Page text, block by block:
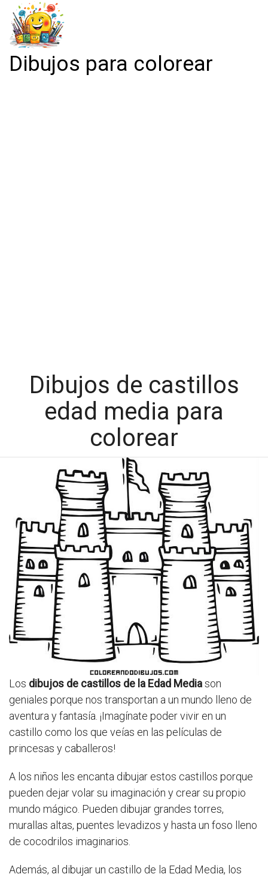
Dibujos para colorear
Dibujos de castillos
edad media para
colorear
Los dibujos de castillos de la Edad Mediason
geniales porque nos transportan a un mundo lleno de
aventura y fantasía. ¡Imagínate poder vivir en un
castillo como los que veías en las películas de
princesas y caballeros!
A los niños les encanta dibujar estos castillos porque
pueden dejar volar su imaginación y crear su propio
mundo mágico. Pueden dibujar grandes torres,
murallas altas, puentes levadizos y hasta un foso lleno
de cocodrilos imaginarios.
Además, al dibujar un castillo de la Edad Media, los